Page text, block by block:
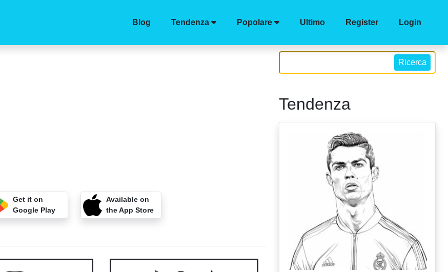
Blog Tendenza Popolare Ultimo Register Login
Get it on
Google Play
Available on
the App Store
Ricerca
Tendenza